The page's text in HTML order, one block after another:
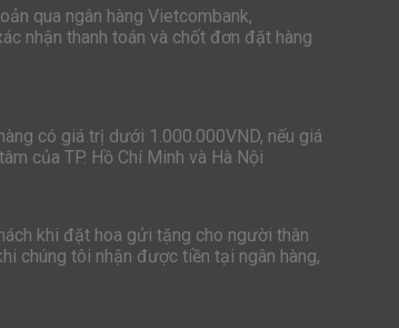
qua ngân hàng Vietcombank,
nhận thanh toán và chốt đơn đặt hàng
có giá trị dưới 1.000.000VND, nếu giá
của TP. Hồ Chí Minh và Hà Nội
khi đặt hoa gửi tặng cho người thân
chúng tôi nhận được tiền tại ngân hàng,